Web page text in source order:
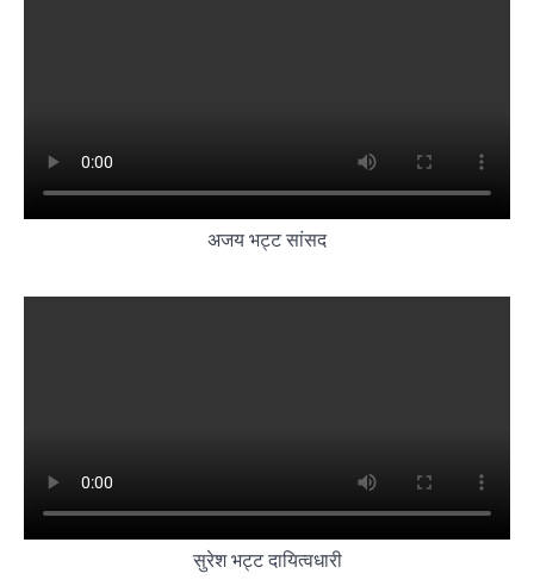
अजय भट्ट सांसद
सुरेश भट्ट दायित्वधारी